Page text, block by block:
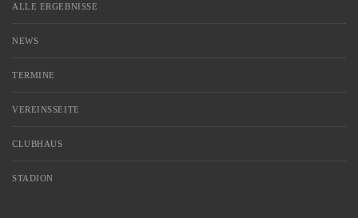
ALLE ERGEBNISSE
NEWS
TERMINE
VEREINSSEITE
CLUBHAUS
STADION